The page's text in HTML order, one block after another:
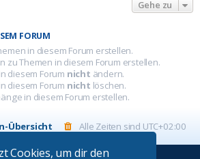
Cookies, um dir den
Gehe zu
FORUM
in diesem Forum erstellen.
zu Themen in diesem Forum erstellen.
diesem Forum nicht ändern.
diesem Forum nicht löschen.
in diesem Forum erstellen.
Übersicht Alle Zeiten sind UTC+02:00